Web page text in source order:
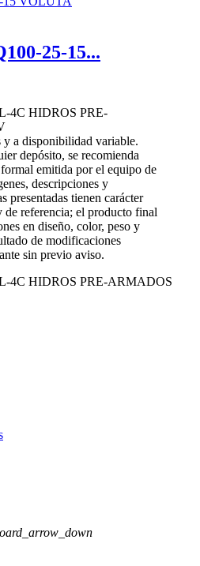
25-15...
y a disponibilidad variable.
depósito, se recomienda
emitida por el equipo de
descripciones y
presentadas tienen carácter
referencia; el producto final
en diseño, color, peso y
de modificaciones
sin previo aviso.